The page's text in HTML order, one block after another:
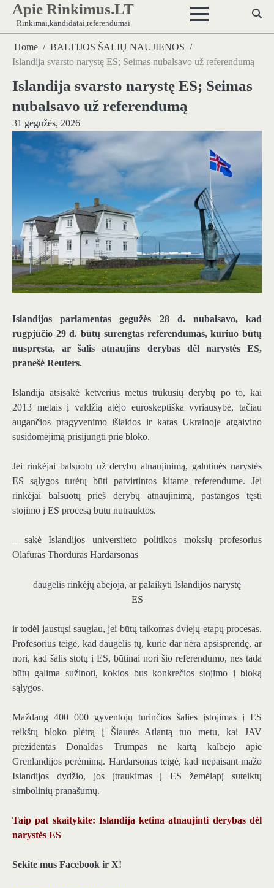
Skip
content
Apie Rinkimus.LT
Rinkimai,kandidatai,referendumai
Home
BALTIJOS ŠALIŲ NAUJIENOS
Islandija svarsto narystę ES; Seimas nubalsavo už referendumą
Islandija svarsto narystę ES; Seimas
nubalsavo už referendumą
31 gegužės, 2026
Islandijos parlamentas gegužės 28 d. nubalsavo, kad
rugpjūčio 29 d. būtų surengtas referendumas, kuriuo būtų
nuspręsta, ar šalis atnaujins derybas dėl narystės ES,
pranešė Reuters.
Islandija atsisakė ketverius metus trukusių derybų po to, kai
2013 metais į valdžią atėjo euroskeptiška vyriausybė, tačiau
augančios pragyvenimo išlaidos ir karas Ukrainoje atgaivino
susidomėjimą prisijungti prie bloko.
Jei rinkėjai balsuotų už derybų atnaujinimą, galutinės narystės
ES sąlygos turėtų būti patvirtintos kitame referendume. Jei
rinkėjai balsuotų prieš derybų atnaujinimą, pastangos tęsti
stojimo į ES procesą būtų nutrauktos.
– sakė Islandijos universiteto politikos mokslų profesorius
Olafuras Thorduras Hardarsonas
daugelis rinkėjų abejoja, ar palaikyti Islandijos narystę
ES
ir todėl jaustųsi saugiau, jei būtų taikomas dviejų etapų procesas.
Profesorius teigė, kad daugelis tų, kurie dar nėra apsisprendę, ar
nori, kad šalis stotų į ES, būtinai nori šio referendumo, nes tada
būtų galima sužinoti, kokios bus konkrečios stojimo į bloką
sąlygos.
Maždaug 400 000 gyventojų turinčios šalies įstojimas į ES
reikštų bloko plėtrą į Šiaurės Atlantą tuo metu, kai JAV
prezidentas Donaldas Trumpas ne kartą kalbėjo apie
Grenlandijos perėmimą. Hardarsonas teigė, kad nepaisant mažo
Islandijos dydžio, jos įtraukimas į ES žemėlapį suteiktų
simbolinių pranašumų.
Taip pat skaitykite: Islandija ketina atnaujinti derybas dėl
narystės ES
Sekite mus Facebook ir X!